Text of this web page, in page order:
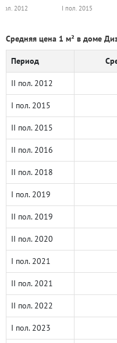
2012 I пол. 2015
Средняя цена 1 м² в доме
Период
II пол. 2012
I пол. 2015
II пол. 2015
II пол. 2016
II пол. 2018
I пол. 2019
II пол. 2019
II пол. 2020
I пол. 2021
II пол. 2021
II пол. 2022
I пол. 2023